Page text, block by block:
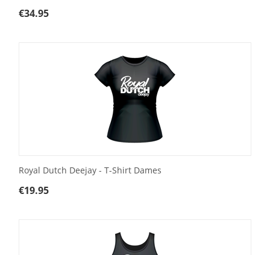
€34.95
Royal Dutch Deejay - T-Shirt Dames
€19.95